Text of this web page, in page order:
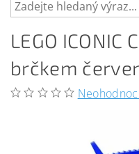
LEGO ICONIC
brčkem